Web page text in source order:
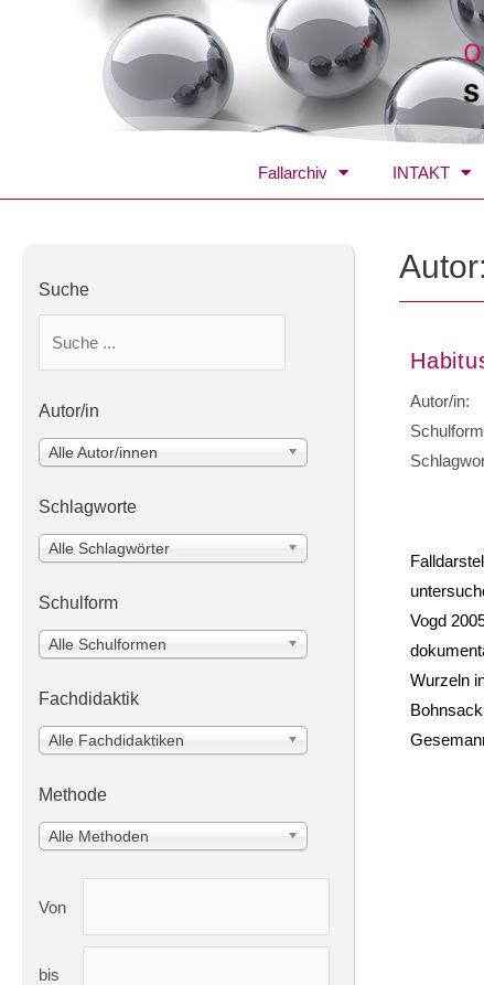
Fallarchiv INTAKT
Suche
Autor/in
Alle Autor/innen
Schlagworte
Alle Schlagwörter
Schulform
Alle Schulformen
Fachdidaktik
Alle Fachdidaktiken
Methode
Alle Methoden
Von
bis
Autor:
Autor/in:
Vogd
Wurzeln